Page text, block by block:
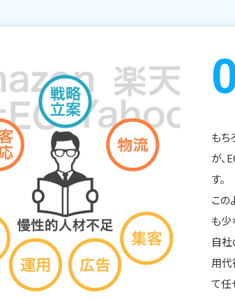
もち
が、
す。
この
も少
自社
用代
て任